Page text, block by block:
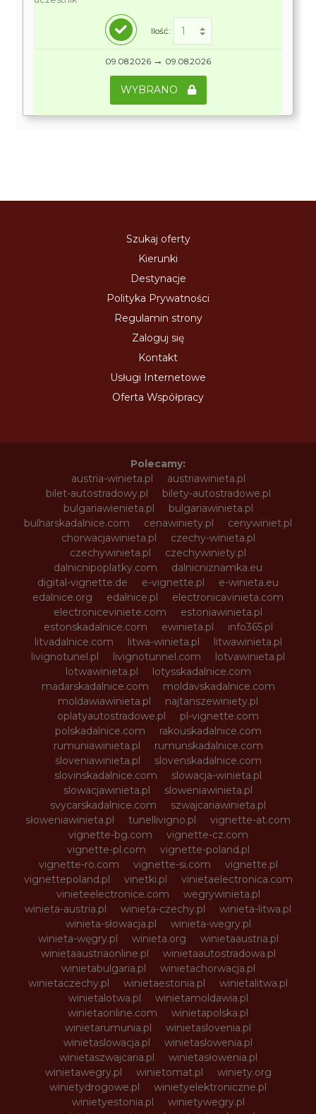
Ilość:
09.08.2026 → 09.08.2026
WYBRANO
Szukaj oferty
Kierunki
Destynacje
Polityka Prywatności
Regulamin strony
Zaloguj się
Kontakt
Usługi Internetowe
Oferta Współpracy
Polecamy:
austria-winieta.pl
austriawinieta.pl
bilet-autostradowy.pl
bilety-autostradowe.pl
bulgariawienieta.pl
bulgariawinieta.pl
bulharskadalnice.com
cenawiniety.pl
cenywiniet.pl
chorwacjawinieta.pl
czechy-winieta.pl
czechywinieta.pl
czechywiniety.pl
dalnicnipoplatky.com
dalnicniznamka.eu
digital-vignette.de
e-vignette.pl
e-winieta.eu
edalnice.org
edalnice.pl
electronicavinieta.com
electroniceviniete.com
estoniawinieta.pl
estonskadalnice.com
ewinieta.pl
info365.pl
litvadalnice.com
litwa-winieta.pl
litwawinieta.pl
livignotunel.pl
livignotunnel.com
lotvawinieta.pl
lotwawinieta.pl
lotysskadalnice.com
madarskadalnice.com
moldavskadalnice.com
moldawiawinieta.pl
najtanszewiniety.pl
oplatyautostradowe.pl
pl-vignette.com
polskadalnice.com
rakouskadalnice.com
rumuniawinieta.pl
rumunskadalnice.com
sloveniawinieta.pl
slovenskadalnice.com
slovinskadalnice.com
slowacja-winieta.pl
slowacjawinieta.pl
sloweniawinieta.pl
svycarskadalnice.com
szwajcariawinieta.pl
słoweniawinieta.pl
tunellivigno.pl
vignette-at.com
vignette-bg.com
vignette-cz.com
vignette-pl.com
vignette-poland.pl
vignette-ro.com
vignette-si.com
vignette.pl
vignettepoland.pl
vinetki.pl
vinietaelectronica.com
vinieteelectronice.com
wegrywinieta.pl
winieta-austria.pl
winieta-czechy.pl
winieta-litwa.pl
winieta-słowacja.pl
winieta-wegry.pl
winieta-węgry.pl
winieta.org
winietaaustria.pl
winietaaustriaonline.pl
winietaautostradowa.pl
winietabulgaria.pl
winietachorwacja.pl
winietaczechy.pl
winietaestonia.pl
winietalitwa.pl
winietalotwa.pl
winietamoldawia.pl
winietaonline.com
winietapolska.pl
winietarumunia.pl
winietaslovenia.pl
winietaslowacja.pl
winietaslowenia.pl
winietaszwajcaria.pl
winietasłowenia.pl
winietawegry.pl
winietomat.pl
winiety.org
winietydrogowe.pl
winietyelektroniczne.pl
winietyestonia.pl
winietywegry.pl